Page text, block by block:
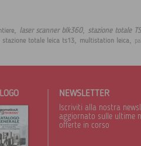
, laser scanner blk360, stazione totale
stazione totale leica ts13, multistation leica,
NEWSLETTER
Iscriviti alla nostra
aggiornato sulle ultime
offerte in corso